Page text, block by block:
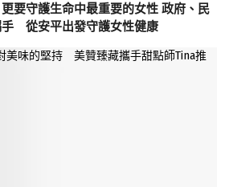
要守護生命中最重要的女性 政府、民
手 從安平出發守護女性健康